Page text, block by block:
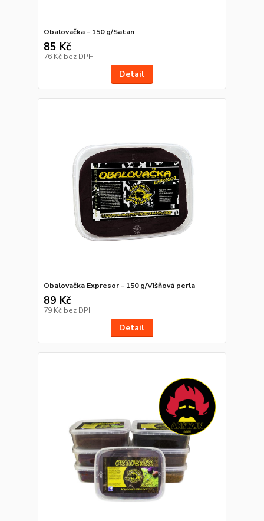
Obalovačka - 150 g/Satan
85 Kč
76 Kč bez DPH
Detail
Obalovačka Expresor - 150 g/Višňová perla
89 Kč
79 Kč bez DPH
Detail